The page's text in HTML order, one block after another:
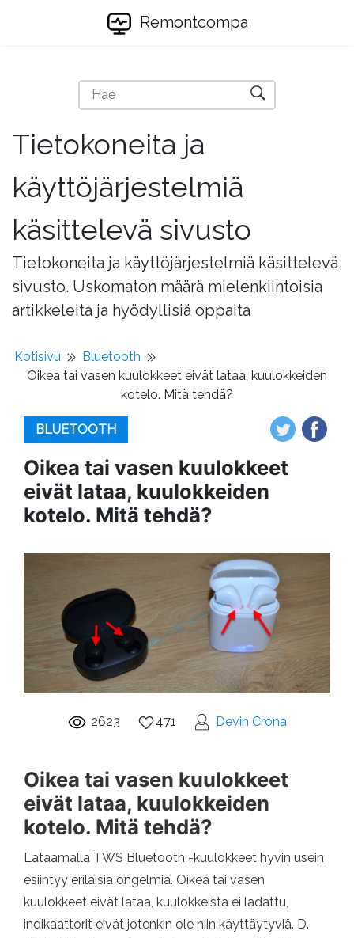
Remontcompa
Tietokoneita ja
käyttöjärjestelmiä
käsittelevä sivusto
Tietokoneita ja käyttöjärjestelmiä käsittelevä
sivusto. Uskomaton määrä mielenkiintoisia
artikkeleita ja hyödyllisiä oppaita
Kotisivu
Bluetooth
Oikea tai vasen kuulokkeet eivät lataa, kuulokkeiden
kotelo. Mitä tehdä?
BLUETOOTH
Oikea tai vasen kuulokkeet
eivät lataa, kuulokkeiden
kotelo. Mitä tehdä?
2623 471 Devin Crona
Oikea tai vasen kuulokkeet
eivät lataa, kuulokkeiden
kotelo. Mitä tehdä?
Lataamalla TWS Bluetooth -kuulokkeet hyvin usein
esiintyy erilaisia ​​ongelmia. Oikea tai vasen
kuulokkeet eivät lataa, kuulokkeista ei ladattu,
indikaattorit eivät jotenkin ole niin käyttäytyviä. D.